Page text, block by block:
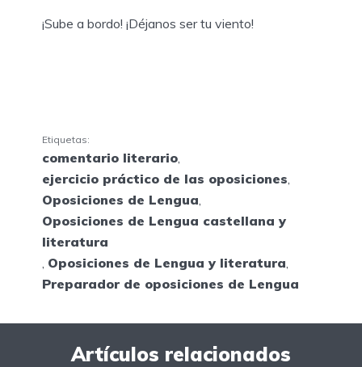
¡Sube a bordo! ¡Déjanos ser tu viento!
Etiquetas:
comentario literario
ejercicio práctico de las oposiciones
Oposiciones de Lengua
Oposiciones de Lengua castellana y
literatura
Oposiciones de Lengua y literatura
Preparador de oposiciones de Lengua
Artículos relacionados